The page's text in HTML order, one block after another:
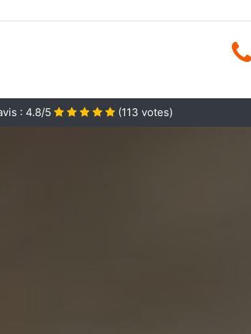
: 4.8/5 (113 votes)